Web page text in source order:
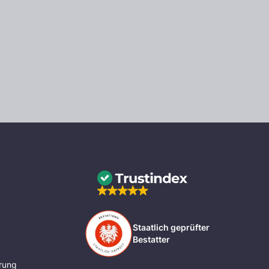
Staatlich geprüfter
Bestatter